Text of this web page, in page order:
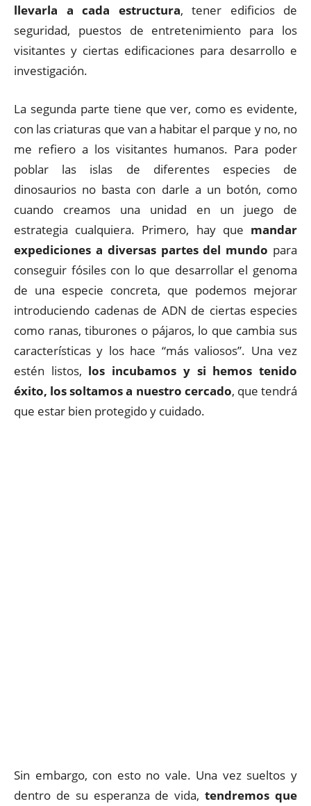
llevarla a cada estructura, tener edificios de
seguridad, puestos de entretenimiento para los
visitantes y ciertas edificaciones para desarrollo e
investigación.
La segunda parte tiene que ver, como es evidente,
con las criaturas que van a habitar el parque y no, no
me refiero a los visitantes humanos. Para poder
poblar las islas de diferentes especies de
dinosaurios no basta con darle a un botón, como
cuando creamos una unidad en un juego de
estrategia cualquiera. Primero, hay que mandar
expediciones a diversas partes del mundo para
conseguir fósiles con lo que desarrollar el genoma
de una especie concreta, que podemos mejorar
introduciendo cadenas de ADN de ciertas especies
como ranas, tiburones o pájaros, lo que cambia sus
características y los hace “más valiosos”. Una vez
estén listos, los incubamos y si hemos tenido
éxito, los soltamos a nuestro cercado, que tendrá
que estar bien protegido y cuidado.
Sin embargo, con esto no vale. Una vez sueltos y
dentro de su esperanza de vida,tendremos que